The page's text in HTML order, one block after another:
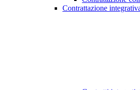
Contrattazione